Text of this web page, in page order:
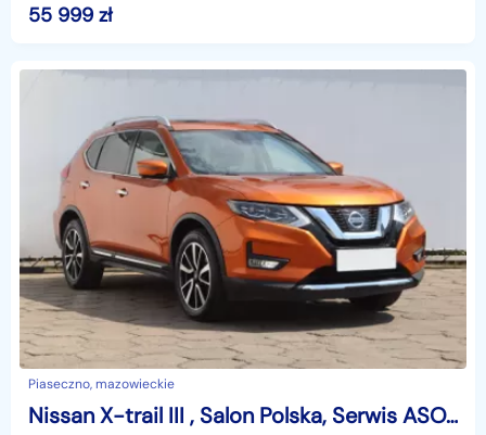
na dzień wystawienia ogłoszenia. Przed przyjazdem do
salonu
55 999 zł
Piaseczno, mazowieckie
Nissan X-trail III , Salon Polska, Serwis ASO, 177 KM, Automat, VAT 23%, Skóra,